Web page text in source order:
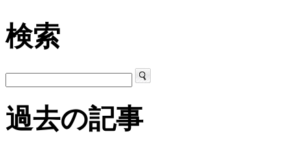
検索
過去の記事